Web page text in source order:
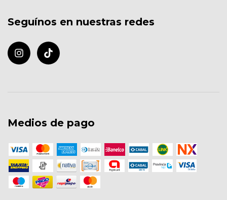
Seguínos en nuestras redes
Medios de pago